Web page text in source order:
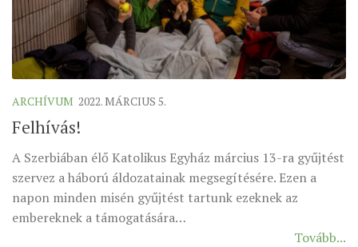
ORGANIGRAMMA
PÜSPÖKI DEKRÉTUM
ZSINATI IMA
MUNKADOKUMENTUMOK
ZSINATI HÍREK-ÚJSÁG
ARCHÍVUM 2022. MÁRCIUS 5.
Felhívás!
A Szerbiában élő Katolikus Egyház március 13-ra gyűjtést
szervez a háború áldozatainak megsegítésére. Ezen a
napon minden misén gyűjtést tartunk ezeknek az
embereknek a támogatására…
Tovább...